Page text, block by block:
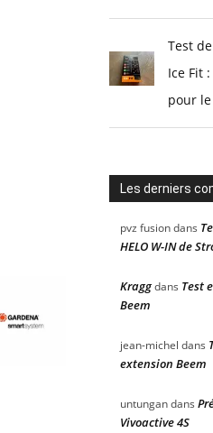
Test
Ice Fit
pour
Les derniers
pvz fusiondans
HELO W-IN de
Kraggdans Test
Beem
jean-michel dans
extension Beem
untungandans
Vivoactive 4S